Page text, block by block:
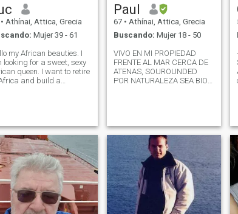
• Athínai, Attica, Grecia
Mujer 39 - 61
my African beauties. I
looking for a sweet, sexy
queen. I want to retire
and build a
diving. But most of all
Paul
67 • Athínai, Attica, Grecia
Buscando: Mujer 18 - 50
VIVO EN MI PROPIEDAD
FRENTE AL MAR CERCA DE
ATENAS, SOUROUNDED
POR NATURALEZA SEA BIO
ANIMAL NATURALEZA
ANIMAL SEA LOVER, ME
ALEGRA SABER DE TI soy
multicultural y sexy
hablando siete idiomas
buscando una persona para
disfrutar y divertirse en la
vida.